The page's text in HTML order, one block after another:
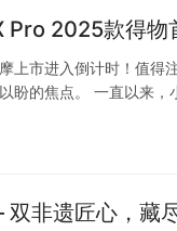
Pro 2025款得物
上市进入倒计时！值
盼的焦点。​ 一直以来
非遗匠心，藏